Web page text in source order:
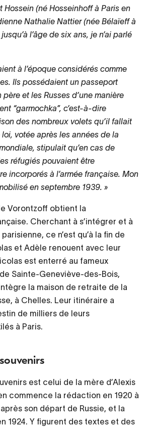
Hossein (né Hosseinhoff à Paris en
Nathalie Nattier (née Bélaïeff à
l’âge de six ans, je n’ai parlé
à l’époque considérés comme
Ils possédaient un passeport
et les Russes d’une manière
“garmochka”, c’est-à-dire
des nombreux volets qu’il fallait
votée après les années de la
stipulait qu’en cas de
réfugiés pouvaient être
incorporés à l’armée française. Mon
en septembre 1939.
Vorontzoff obtient la
Cherchant à s’intégrer et à
ce n’est qu’à la fin de
et Adèle renouent avec leur
est enterré au fameux
Sainte-Geneviève-des-Bois,
la maison de retraite de la
à Chelles. Leur itinéraire a
de milliers de leurs
à Paris.
est celui de la mère d’Alexis
commence la rédaction en 1920 à
son départ de Russie, et la
1924. Y figurent des textes et des